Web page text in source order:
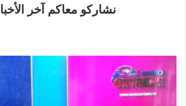
نشاركو معاكم آخر